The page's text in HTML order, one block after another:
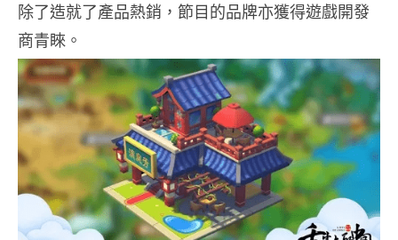
除了造就了產品熱銷，節目的品牌亦獲得遊戲開發
商青睞。